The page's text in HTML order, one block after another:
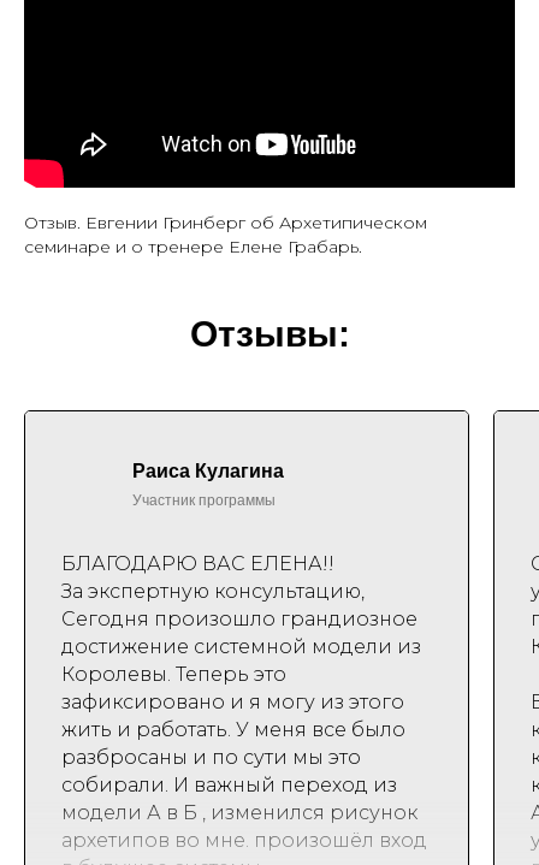
Отзыв. Евгении Гринберг об Архетипическом
семинаре и о тренере Елене Грабарь.
Отзывы:
Раиса Кулагина
Участник программы
БЛАГОДАРЮ ВАС ЕЛЕНА!!
За экспертную консультацию,
Сегодня произошло грандиозное
достижение системной модели из
Королевы. Теперь это
зафиксировано и я могу из этого
жить и работать. У меня все было
разбросаны и по сути мы это
собирали. И важный переход из
модели А в Б , изменился рисунок
архетипов во мне. произошёл вход